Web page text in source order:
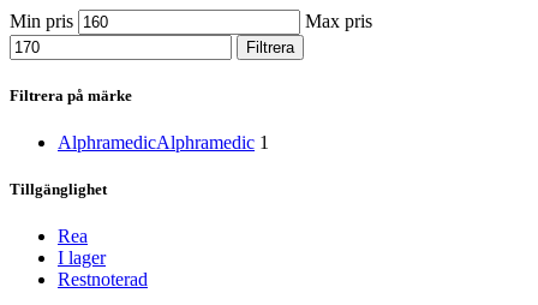
Min pris Max pris
Filtrera
Filtrera på märke
AlphramedicAlphramedic 1
Tillgänglighet
Rea
I lager
Restnoterad